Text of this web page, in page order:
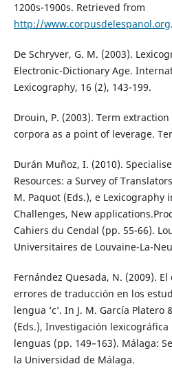
1200s-1900s. Retrieved from
http://www.corpusdelespanol.org.
De Schryver, G. M. (2003).
Electronic-Dictionary Age.
Lexicography, 16 (2), 143-199.
Drouin, P. (2003). Term
corpora as a point of leverage.
Durán Muñoz, I. (2010).
Resources: a Survey of
M. Paquot (Eds.), e Lexicography
Challenges, New
Cahiers du Cendal (pp. 55-66).
Universitaires de Louvaine-La-
Fernández Quesada, N. (2009).
errores de traducción en los
lengua ‘c’. In J. M. García
(Eds.), Investigación
lenguas (pp. 149–163). Málaga:
la Universidad de Málaga.